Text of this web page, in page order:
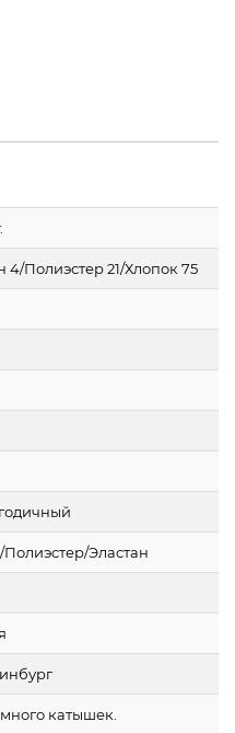
4/Полиэстер 21/Хлопок 75
Эластан
катышек.